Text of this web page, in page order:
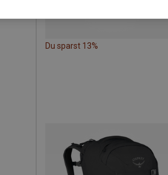
Du sparst 13%